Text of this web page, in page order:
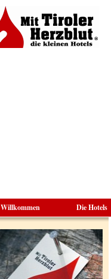
Willkommen Die Hotels